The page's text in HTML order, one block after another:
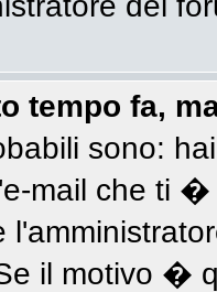
tempo fa,
sono:
mail che ti
il motivo �